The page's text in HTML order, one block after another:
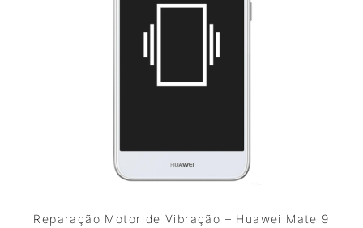
Reparação Motor de Vibração – Huawei Mate 9